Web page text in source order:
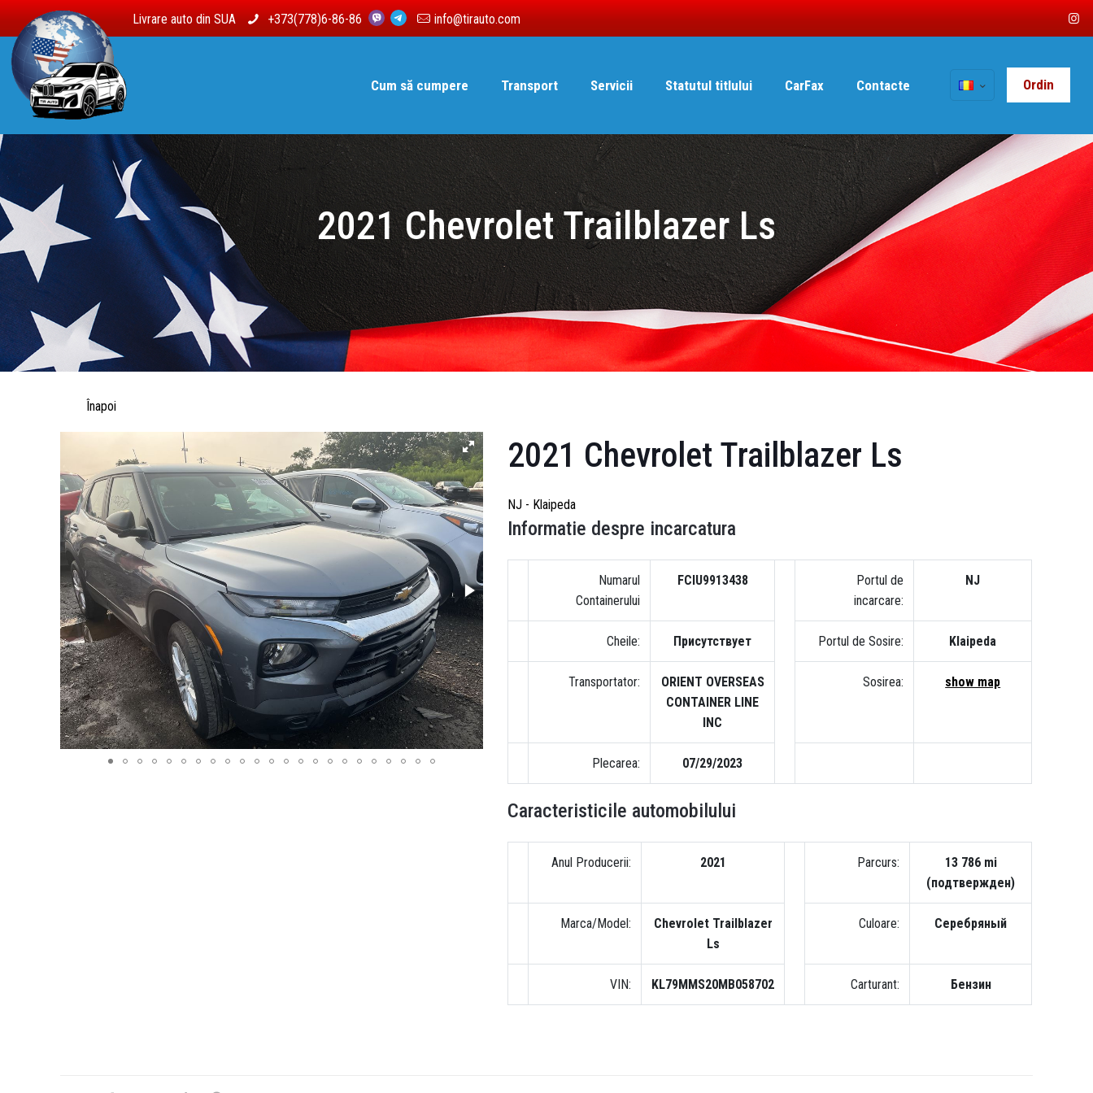
Livrare auto din SUA +373(778)6-86-86 info@tirauto.com
Cum să cumpere Transport Servicii Statutul titlului CarFax Contacte Ordin
2021 Chevrolet Trailblazer Ls
Înapoi
2021 Chevrolet Trailblazer Ls
NJ - Klaipeda
Informatie despre incarcatura
Numarul
Containerului
FCIU9913438
Portul de
incarcare:
NJ
Cheile: Присутствует Portul de Sosire: Klaipeda
Transportator:
ORIENT OVERSEAS
CONTAINER LINE
INC
Sosirea: show map
Plecarea: 07/29/2023
Caracteristicile automobilului
Anul Producerii: 2021 Parcurs:
13 786 mi
(подтвержден)
Marca/Model:
Chevrolet Trailblazer
Ls
Culoare: Серебряный
VIN: KL79MMS20MB058702 Carturant: Бензин